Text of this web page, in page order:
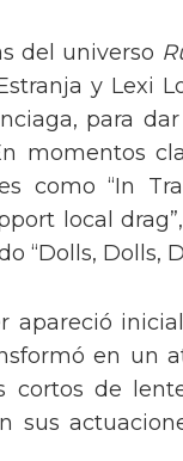
del universo
y Lexi
para
momentos
como “In
local drag”,
“Dolls, Dolls,
apareció
en un
cortos de
sus